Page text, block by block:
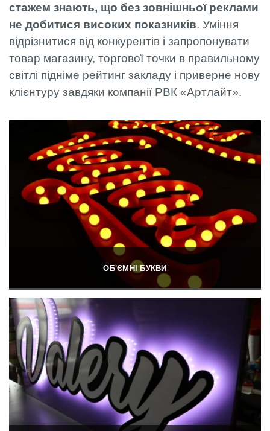
стажем знають, що без зовнішньої реклами
не добитися високих показників. Уміння
відрізнитися від конкурентів і запропонувати
товар магазину, торгової точки в правильному
світлі підніме рейтинг закладу і приверне нову
клієнтуру завдяки компанії РВК «Артлайт».
ОБ'ЄМНІ БУКВИ